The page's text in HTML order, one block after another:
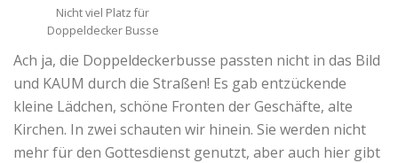
Nicht viel Platz für
Doppeldecker Busse
Ach ja, die Doppeldeckerbusse passten nicht in das Bild
und KAUM durch die Straßen! Es gab entzückende
kleine Lädchen, schöne Fronten der Geschäfte, alte
Kirchen. In zwei schauten wir hinein. Sie werden nicht
mehr für den Gottesdienst genutzt, aber auch hier gibt